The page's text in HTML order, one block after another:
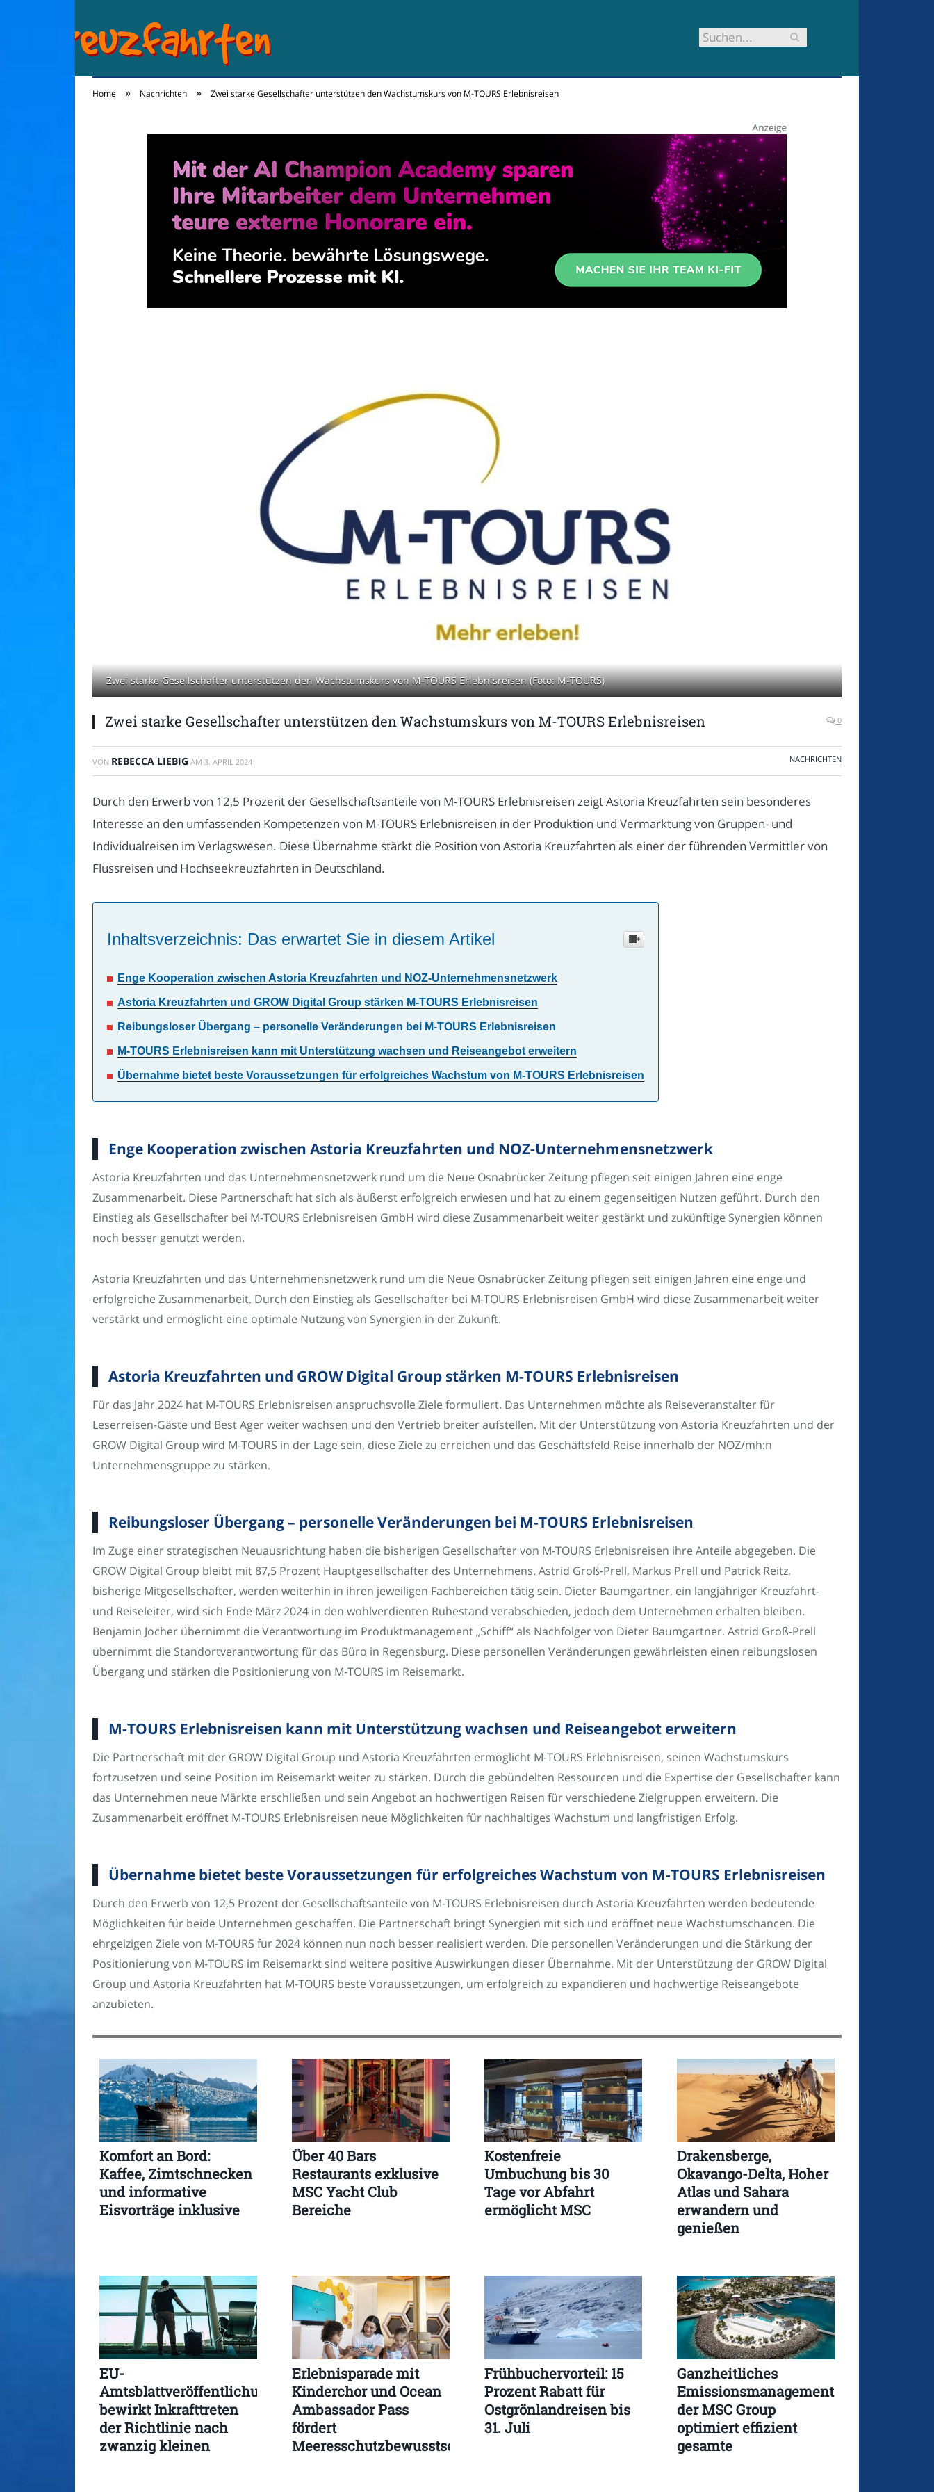
Home » Nachrichten » Zwei starke Gesellschafter unterstützen den Wachstumskurs von M-TOURS Erlebnisreisen
Zwei starke Gesellschafter unterstützen den Wachstumskurs von M-TOURS Erlebnisreisen (Foto: M-TOURS)
Zwei starke Gesellschafter unterstützen den Wachstumskurs von M-TOURS Erlebnisreisen 0
VON REBECCA LIEBIG AM 3. APRIL 2024 NACHRICHTEN
Durch den Erwerb von 12,5 Prozent der Gesellschaftsanteile von M-TOURS Erlebnisreisen zeigt Astoria Kreuzfahrten sein besonderes
Interesse an den umfassenden Kompetenzen von M-TOURS Erlebnisreisen in der Produktion und Vermarktung von Gruppen- und
Individualreisen im Verlagswesen. Diese Übernahme stärkt die Position von Astoria Kreuzfahrten als einer der führenden Vermittler von
Flussreisen und Hochseekreuzfahrten in Deutschland.
Inhaltsverzeichnis: Das erwartet Sie in diesem Artikel
Enge Kooperation zwischen Astoria Kreuzfahrten und NOZ-Unternehmensnetzwerk
Astoria Kreuzfahrten und GROW Digital Group stärken M-TOURS Erlebnisreisen
Reibungsloser Übergang – personelle Veränderungen bei M-TOURS Erlebnisreisen
M-TOURS Erlebnisreisen kann mit Unterstützung wachsen und Reiseangebot erweitern
Übernahme bietet beste Voraussetzungen für erfolgreiches Wachstum von M-TOURS Erlebnisreisen
Enge Kooperation zwischen Astoria Kreuzfahrten und NOZ-Unternehmensnetzwerk
Astoria Kreuzfahrten und das Unternehmensnetzwerk rund um die Neue Osnabrücker Zeitung pflegen seit einigen Jahren eine enge
Zusammenarbeit. Diese Partnerschaft hat sich als äußerst erfolgreich erwiesen und hat zu einem gegenseitigen Nutzen geführt. Durch den
Einstieg als Gesellschafter bei M-TOURS Erlebnisreisen GmbH wird diese Zusammenarbeit weiter gestärkt und zukünftige Synergien können
noch besser genutzt werden.
Astoria Kreuzfahrten und das Unternehmensnetzwerk rund um die Neue Osnabrücker Zeitung pflegen seit einigen Jahren eine enge und
erfolgreiche Zusammenarbeit. Durch den Einstieg als Gesellschafter bei M-TOURS Erlebnisreisen GmbH wird diese Zusammenarbeit weiter
verstärkt und ermöglicht eine optimale Nutzung von Synergien in der Zukunft.
Astoria Kreuzfahrten und GROW Digital Group stärken M-TOURS Erlebnisreisen
Für das Jahr 2024 hat M-TOURS Erlebnisreisen anspruchsvolle Ziele formuliert. Das Unternehmen möchte als Reiseveranstalter für
Leserreisen-Gäste und Best Ager weiter wachsen und den Vertrieb breiter aufstellen. Mit der Unterstützung von Astoria Kreuzfahrten und der
GROW Digital Group wird M-TOURS in der Lage sein, diese Ziele zu erreichen und das Geschäftsfeld Reise innerhalb der NOZ/mh:n
Unternehmensgruppe zu stärken.
Reibungsloser Übergang – personelle Veränderungen bei M-TOURS Erlebnisreisen
Im Zuge einer strategischen Neuausrichtung haben die bisherigen Gesellschafter von M-TOURS Erlebnisreisen ihre Anteile abgegeben. Die
GROW Digital Group bleibt mit 87,5 Prozent Hauptgesellschafter des Unternehmens. Astrid Groß-Prell, Markus Prell und Patrick Reitz,
bisherige Mitgesellschafter, werden weiterhin in ihren jeweiligen Fachbereichen tätig sein. Dieter Baumgartner, ein langjähriger Kreuzfahrt-
und Reiseleiter, wird sich Ende März 2024 in den wohlverdienten Ruhestand verabschieden, jedoch dem Unternehmen erhalten bleiben.
Benjamin Jocher übernimmt die Verantwortung im Produktmanagement „Schiff“ als Nachfolger von Dieter Baumgartner. Astrid Groß-Prell
übernimmt die Standortverantwortung für das Büro in Regensburg. Diese personellen Veränderungen gewährleisten einen reibungslosen
Übergang und stärken die Positionierung von M-TOURS im Reisemarkt.
M-TOURS Erlebnisreisen kann mit Unterstützung wachsen und Reiseangebot erweitern
Die Partnerschaft mit der GROW Digital Group und Astoria Kreuzfahrten ermöglicht M-TOURS Erlebnisreisen, seinen Wachstumskurs
fortzusetzen und seine Position im Reisemarkt weiter zu stärken. Durch die gebündelten Ressourcen und die Expertise der Gesellschafter kann
das Unternehmen neue Märkte erschließen und sein Angebot an hochwertigen Reisen für verschiedene Zielgruppen erweitern. Die
Zusammenarbeit eröffnet M-TOURS Erlebnisreisen neue Möglichkeiten für nachhaltiges Wachstum und langfristigen Erfolg.
Übernahme bietet beste Voraussetzungen für erfolgreiches Wachstum von M-TOURS Erlebnisreisen
Durch den Erwerb von 12,5 Prozent der Gesellschaftsanteile von M-TOURS Erlebnisreisen durch Astoria Kreuzfahrten werden bedeutende
Möglichkeiten für beide Unternehmen geschaffen. Die Partnerschaft bringt Synergien mit sich und eröffnet neue Wachstumschancen. Die
ehrgeizigen Ziele von M-TOURS für 2024 können nun noch besser realisiert werden. Die personellen Veränderungen und die Stärkung der
Positionierung von M-TOURS im Reisemarkt sind weitere positive Auswirkungen dieser Übernahme. Mit der Unterstützung der GROW Digital
Group und Astoria Kreuzfahrten hat M-TOURS beste Voraussetzungen, um erfolgreich zu expandieren und hochwertige Reiseangebote
anzubieten.
Komfort an Bord:
Kaffee, Zimtschnecken
und informative
Eisvorträge inklusive
Über 40 Bars
Restaurants exklusive
MSC Yacht Club
Bereiche
Kostenfreie
Umbuchung bis 30
Tage vor Abfahrt
ermöglicht MSC
Drakensberge,
Okavango-Delta, Hoher
Atlas und Sahara
erwandern und
genießen
EU-
Amtsblattveröffentlichung
bewirkt Inkrafttreten
der Richtlinie nach
zwanzig kleinen
Erlebnisparade mit
Kinderchor und Ocean
Ambassador Pass
fördert
Meeresschutzbewusstsein
Frühbuchervorteil: 15
Prozent Rabatt für
Ostgrönlandreisen bis
31. Juli
Ganzheitliches
Emissionsmanagement
der MSC Group
optimiert effizient
gesamte